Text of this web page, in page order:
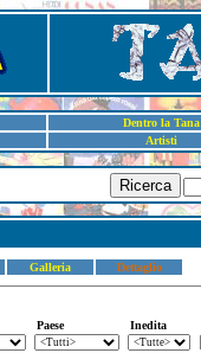
Dentro la Tana
Artisti
Ricerca
Galleria Dettaglio
Paese Inedita